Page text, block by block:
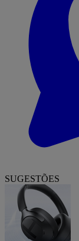
SUGESTÕES